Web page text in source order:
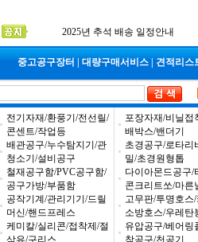
2025년 추석 배송 일정안내
중고공구장터 대량구매서비스 견적리스
전기자재/환풍기/전선릴/
콘센트/작업등
배관공구/누수탐지기/관
청소기/설비공구
철재공구함/PVC공구함/
공구가방/부품함
공작기계/관리기기/드릴
머신/핸드프레스
케미칼/실리콘/접착제/절
삭유/구리스
포장자재/비닐접
배박스/밴더기
초경공구/로타리
밀/초경원형톱
다이아몬드공구/
콘크리트쏘/마른
고무판/투명호스
소방호스/우레탄
유압공구/베어링
착공구/천공기